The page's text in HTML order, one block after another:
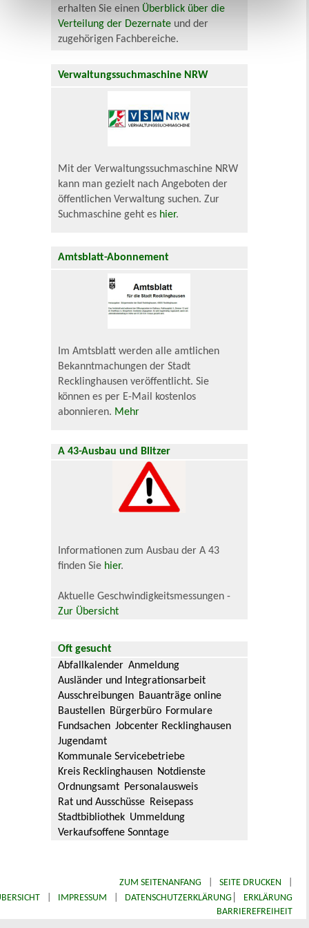
erhalten Sie einen Überblick über die
Verteilung der Dezernate und der
zugehörigen Fachbereiche.
Verwaltungssuchmaschine NRW
Mit der Verwaltungssuchmaschine NRW
kann man gezielt nach Angeboten der
öffentlichen Verwaltung suchen. Zur
Suchmaschine geht es hier.
Amtsblatt-Abonnement
Im Amtsblatt werden alle amtlichen
Bekanntmachungen der Stadt
Recklinghausen veröffentlicht. Sie
können es per E-Mail kostenlos
abonnieren. Mehr
A 43-Ausbau und Blitzer
Informationen zum Ausbau der A 43
finden Sie hier.
Aktuelle Geschwindigkeitsmessungen -
Zur Übersicht
Oft gesucht
Abfallkalender Anmeldung
Ausländer und Integrationsarbeit
Ausschreibungen Bauanträge online
Baustellen Bürgerbüro Formulare
Fundsachen Jobcenter Recklinghausen
Jugendamt
Kommunale Servicebetriebe
Kreis Recklinghausen Notdienste
Ordnungsamt Personalausweis
Rat und Ausschüsse Reisepass
Stadtbibliothek Ummeldung
Verkaufsoffene Sonntage
ZUM SEITENANFANG SEITE DRUCKEN
IMPRESSUM DATENSCHUTZERKLÄRUNG|
ERKLÄRUNG
BARRIEREFREIHEIT